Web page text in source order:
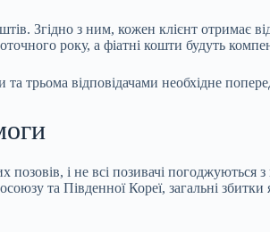
Згідно з ним, кожен клієнт отримає
року, а фіатні кошти будуть
трьома відповідачами необхідне
позовів, і не всі позивачі
та Південної Кореї, загальні